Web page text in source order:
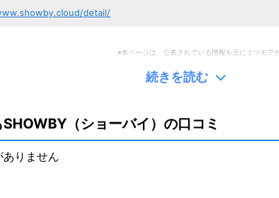
detail/
※本ページは、公表されている情報を元にミツモア
続きを読む
SHOWBY（ショーバイ）の口コミ
ありません